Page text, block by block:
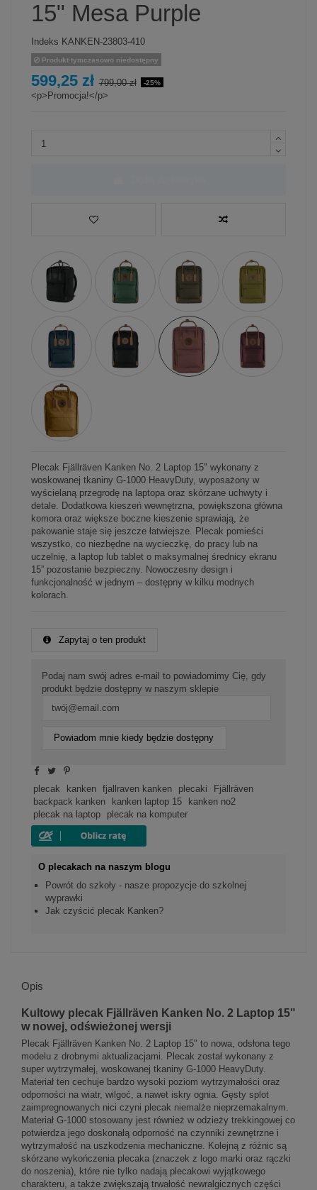
15" Mesa Purple
Indeks KANKEN-23803-410
Produkt tymczasowo niedostępny
599,25 zł 799,00 zł -25%
<p>Promocja!</p>
Plecak Fjällräven Kanken No. 2 Laptop 15" wykonany z
woskowanej tkaniny G-1000 HeavyDuty, wyposażony w
wyścielaną przegrodę na laptopa oraz skórzane uchwyty i
detale. Dodatkowa kieszeń wewnętrzna, powiększona główna
komora oraz większe boczne kieszenie sprawiają, że
pakowanie staje się jeszcze łatwiejsze. Plecak pomieści
wszystko, co niezbędne na wycieczkę, do pracy lub na
uczelnię, a laptop lub tablet o maksymalnej średnicy ekranu
15” pozostanie bezpieczny. Nowoczesny design i
funkcjonalność w jednym – dostępny w kilku modnych
kolorach.
Zapytaj o ten produkt
Podaj nam swój adres e-mail to powiadomimy Cię, gdy
produkt będzie dostępny w naszym sklepie
Powiadom mnie kiedy będzie dostępny
plecak kanken fjallraven kanken plecaki
Fjällräven
backpack kanken
kanken laptop 15
kanken no2
plecak na laptop
plecak na komputer
O plecakach na naszym blogu
Powrót do szkoły - nasze propozycje do szkolnej
wyprawki
Jak czyścić plecak Kanken?
Opis
Kultowy plecak Fjällräven Kanken No. 2 Laptop 15"
w nowej, odświeżonej wersji
Plecak Fjällräven Kanken No. 2 Laptop 15" to nowa, odsłona tego
modelu z drobnymi aktualizacjami. Plecak został wykonany z
super wytrzymałej, woskowanej tkaniny G-1000 HeavyDuty.
Materiał ten cechuje bardzo wysoki poziom wytrzymałości oraz
odporności na wiatr, wilgoć, a nawet iskry ognia. Gęsty splot
zaimpregnowanych nici czyni plecak niemalże nieprzemakalnym.
Materiał G-1000 stosowany jest również w odzieży trekkingowej co
potwierdza jego doskonałą odporność na czynniki zewnętrzne i
wytrzymałość na uszkodzenia mechaniczne. Kolejną z różnic są
skórzane wykończenia plecaka (znaczek z logo marki oraz rączki
do noszenia), które nie tylko nadają plecakowi wyjątkowego
charakteru, a także zwiększają trwałość newralgicznych części